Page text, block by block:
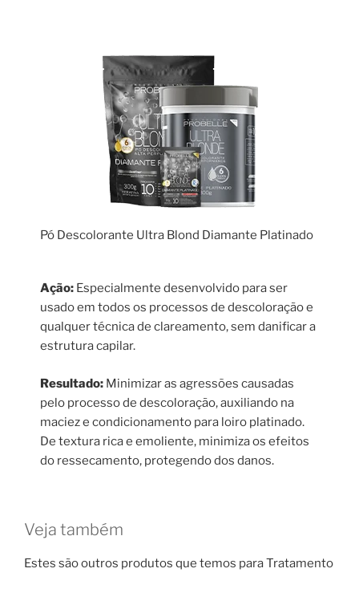
Pó Descolorante Ultra Blond Diamante Platinado
Ação: Especialmente desenvolvido para ser
usado em todos os processos de descoloração e
qualquer técnica de clareamento, sem danificar a
estrutura capilar.
Resultado: Minimizar as agressões causadas
pelo processo de descoloração, auxiliando na
maciez e condicionamento para loiro platinado.
De textura rica e emoliente, minimiza os efeitos
do ressecamento, protegendo dos danos.
Veja também
Estes são outros produtos que temos para Tratamento